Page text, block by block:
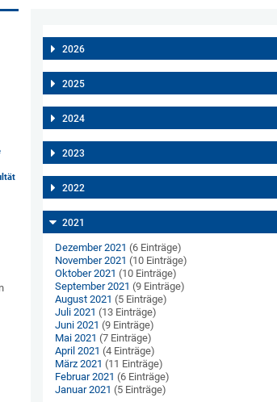
2026
2025
2024
2023
2022
2021
Dezember 2021 (6 Einträge)
November 2021 (10 Einträge)
Oktober 2021 (10 Einträge)
September 2021 (9 Einträge)
August 2021 (5 Einträge)
Juli 2021 (13 Einträge)
Juni 2021 (9 Einträge)
Mai 2021 (7 Einträge)
April 2021 (4 Einträge)
März 2021 (11 Einträge)
Februar 2021 (6 Einträge)
Januar 2021 (5 Einträge)